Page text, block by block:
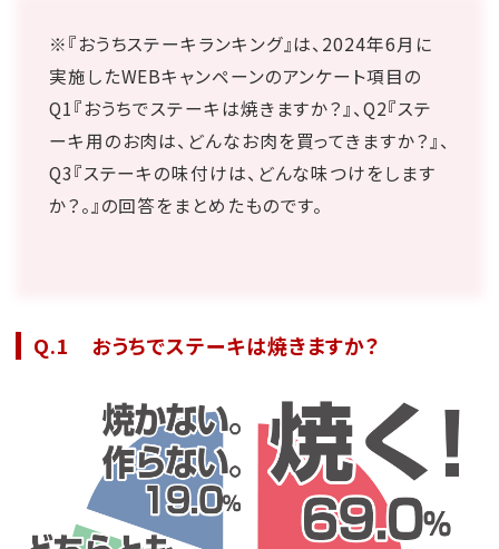
※『おうちステーキランキング』は、2024年6月に
実施したWEBキャンペーンのアンケート項目の
Q1『おうちでステーキは焼きますか？』、Q2『ステ
ーキ用のお肉は、どんなお肉を買ってきますか？』、
Q3『ステーキの味付けは、どんな味つけをします
か？。』の回答をまとめたものです。
Q.1 おうちでステーキは焼きますか？